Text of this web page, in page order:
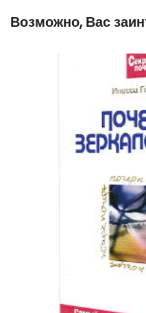
Возможно, Вас